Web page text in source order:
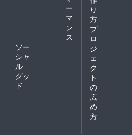
ー
マ
ン
ス
ソー
シャ
ル
グッ
ド
り
方
プ
ロ
ジ
ェ
ク
ト
の
広
め
方